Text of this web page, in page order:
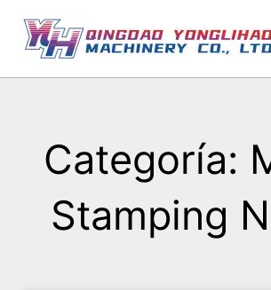
contenido
Categoría:
Stamping